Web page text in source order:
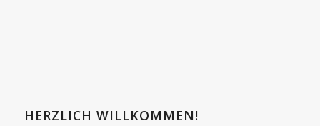
HERZLICH WILLKOMMEN!